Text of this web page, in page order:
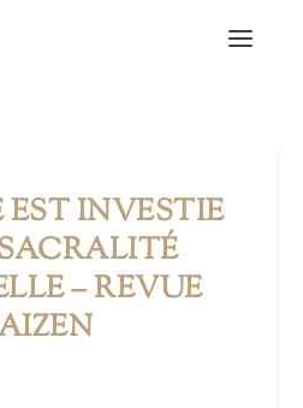
EST INVESTIE
– REVUE